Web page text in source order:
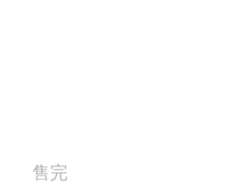
售完